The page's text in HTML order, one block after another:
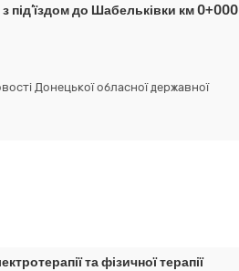
під’їздом до Шабельківки км 0+000
Донецької обласної державної
та фізичної терапії